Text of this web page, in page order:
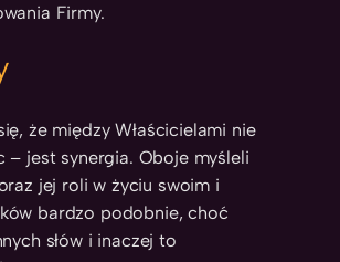
Firmy.
że między Właścicielami nie
– jest synergia. Oboje myśleli
jej roli w życiu swoim i
bardzo podobnie, choć
słów i inaczej to